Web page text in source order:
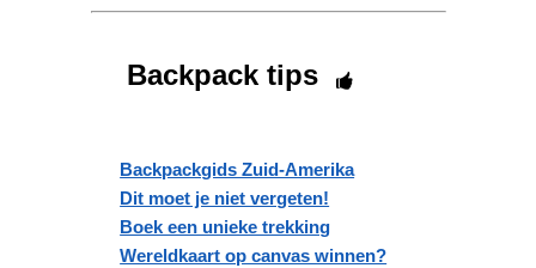
Backpack tips
Backpackgids Zuid-Amerika
Dit moet je niet vergeten!
Boek een unieke trekking
Wereldkaart op canvas winnen?